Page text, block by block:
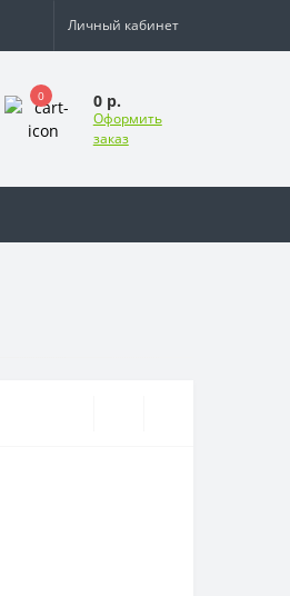
Личный кабинет
0 0 р.
Оформить
заказ